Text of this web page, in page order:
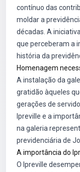
contínuo das
moldar a
décadas. A
que perceberam a
história da
Homenagem
A instalação da
gratidão àqueles
gerações de
Ipreville e a
na galeria
previdenciária de
A importância do
O Ipreville